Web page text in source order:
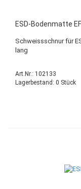
ESD-Bodenmatte
Schweissschnur für
lang
Art.Nr.: 102133
Lagerbestand: 0 Stück